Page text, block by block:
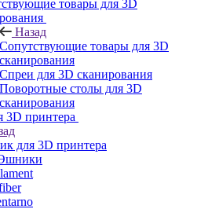
товары для 3D
Назад
Сопутствующие товары для 3D
сканирования
Спреи для 3D сканирования
Поворотные столы для 3D
сканирования
3D принтера
для 3D принтера